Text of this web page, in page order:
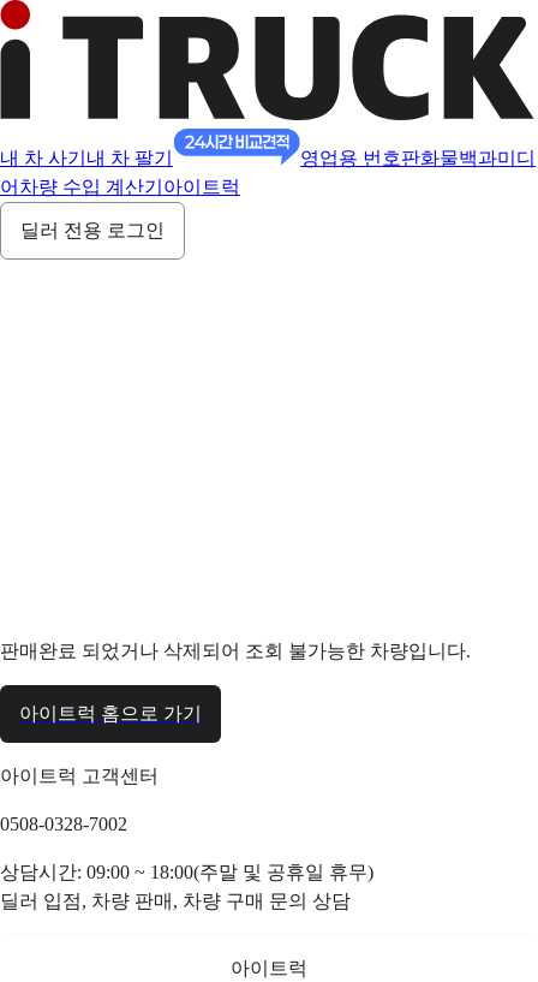
내 차 사기 내 차 팔기 영업용 번호판화물백과미디
어 차량 수입 계산기 아이트럭
딜러 전용 로그인
판매완료 되었거나 삭제되어 조회 불가능한 차량입니다.
아이트럭 홈으로 가기
아이트럭 고객센터
0508-0328-7002
상담시간: 09:00 ~ 18:00(주말 및 공휴일 휴무)
딜러 입점, 차량 판매, 차량 구매 문의 상담
아이트럭